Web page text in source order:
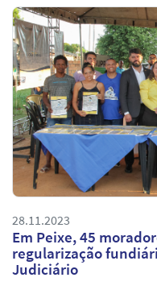
28.11.2023
Em Peixe, 45
regularização
Judiciário